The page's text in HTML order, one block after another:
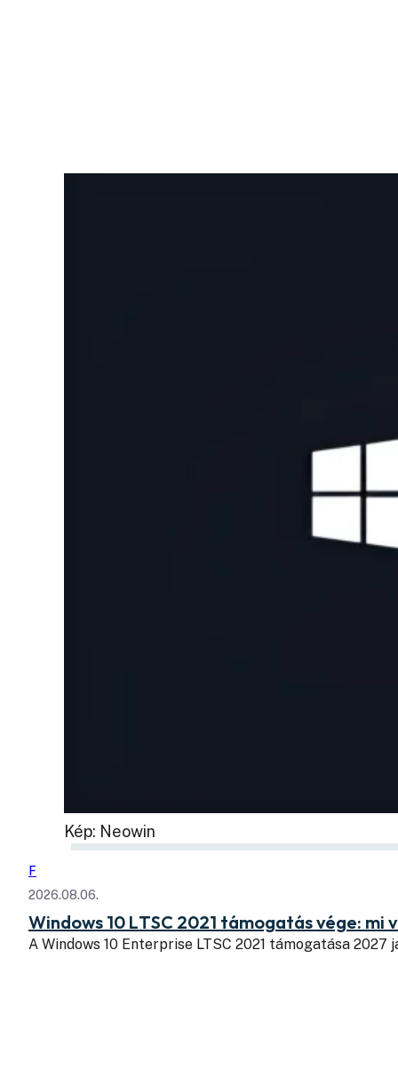
Kép: Neowin
F
2026.08.06.
Windows 10 LTSC 2021 támogatás vége: mi
A Windows 10 Enterprise LTSC 2021 támogatása 2027